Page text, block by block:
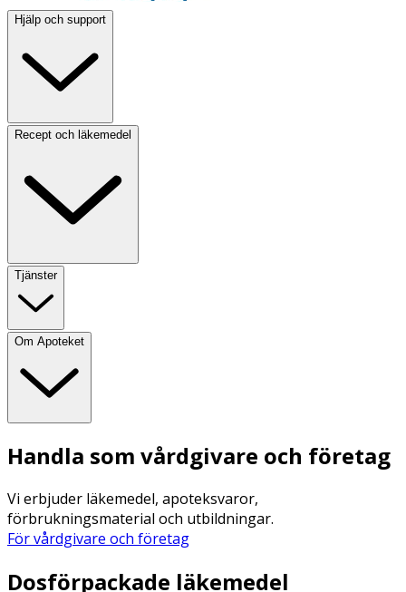
Hjälp och support
Recept och läkemedel
Tjänster
Om Apoteket
Handla som vårdgivare och företag
Vi erbjuder läkemedel, apoteksvaror,
förbrukningsmaterial och utbildningar.
För vårdgivare och företag
Dosförpackade läkemedel